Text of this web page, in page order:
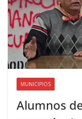
MUNICIPIOS
Alumnos